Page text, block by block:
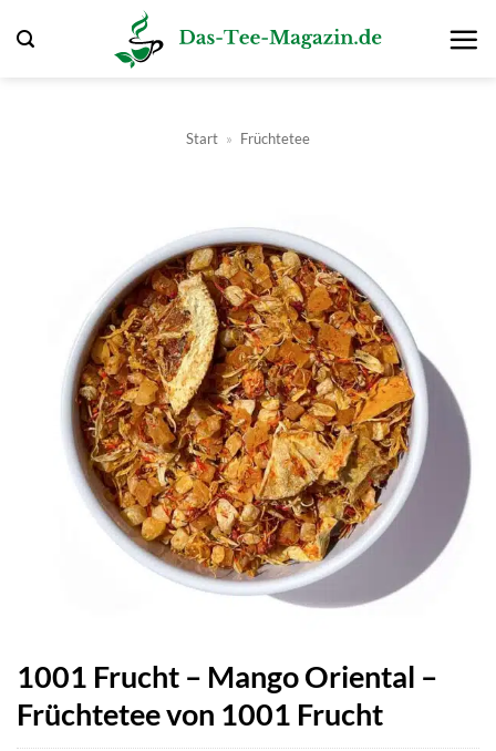
Inhalt
Start » Früchtetee
1001 Frucht – Mango Oriental –
Früchtetee von 1001 Frucht